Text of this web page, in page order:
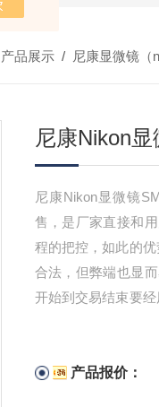
产品展示/ 尼康显微镜（
尼康Nikon
尼康Nikon显微镜
售，是厂家直接和
程的把控，如此的
合法，但弊端也显
开始到交易结束要
产品报价：